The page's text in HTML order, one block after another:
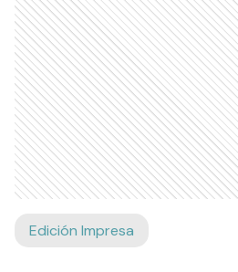
Edición Impresa